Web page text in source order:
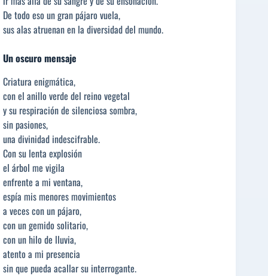
De todo eso un gran pájaro vuela,
sus alas atruenan en la diversidad del mundo.
Un oscuro mensaje
Criatura enigmática,
con el anillo verde del reino vegetal
y su respiración de silenciosa sombra,
sin pasiones,
una divinidad indescifrable.
Con su lenta explosión
el árbol me vigila
enfrente a mi ventana,
espía mis menores movimientos
a veces con un pájaro,
con un gemido solitario,
con un hilo de lluvia,
atento a mi presencia
sin que pueda acallar su interrogante.